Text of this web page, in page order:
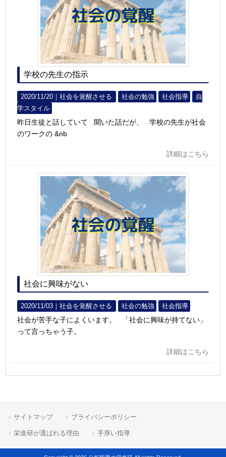
学校の先生の指示
2020/11/20｜社会を覚醒させる 社会の勉強 社会指導
自
学スタイル
昨日生徒と話していて 聞いた話だが、 学校の先生が社会
のワークの &nb
詳細はこちら
社会に興味がない
2020/11/03｜社会を覚醒させる 社会の勉強 社会指導
社会が苦手な子によくいます。 「社会に興味が持てない」
って言っちゃう子。
詳細はこちら
サイトマップ プライバシーポリシー
栄進研が選ばれる理由 手厚い指導